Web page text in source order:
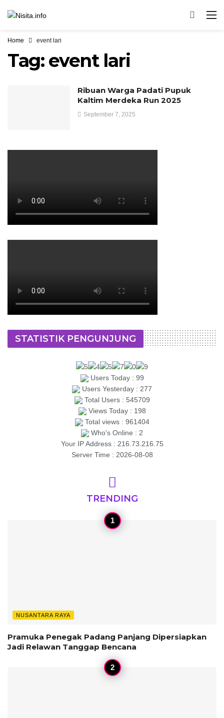
Home event lari
Tag: event lari
Ribuan Warga Padati Pupuk
Kaltim Merdeka Run 2025
September 7, 2025
STATISTIK PENGUNJUNG
Users Today : 99
Users Yesterday : 277
Total Users : 545709
Views Today : 198
Total views : 961404
Who's Online : 2
Your IP Address : 216.73.216.75
Server Time : 2026-08-08
TRENDING
NUSANTARA RAYA
Pramuka Penegak Padang Panjang Dipersiapkan
Jadi Relawan Tanggap Bencana